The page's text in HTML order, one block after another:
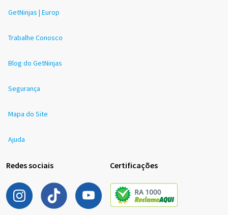
GetNinjas | Europ
Trabalhe Conosco
Blog do GetNinjas
Segurança
Mapa do Site
Ajuda
Redes sociais Certificações